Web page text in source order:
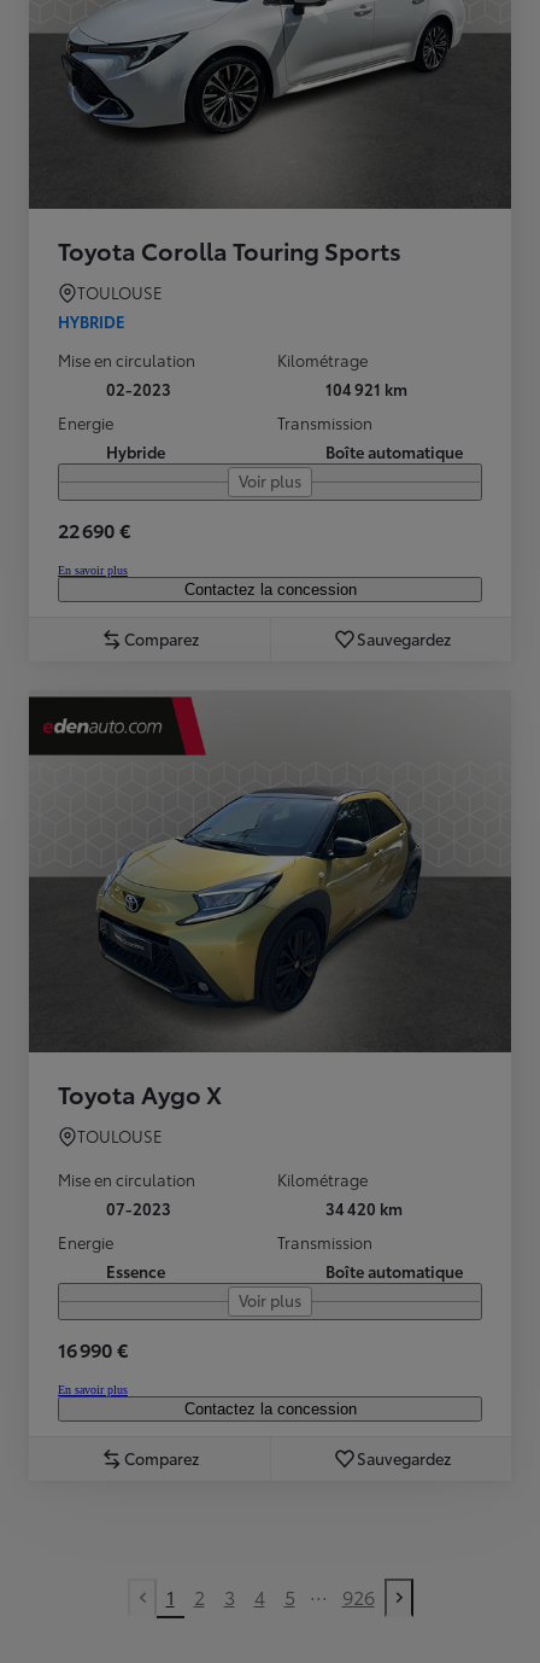
Toyota Corolla Touring Sports
TOULOUSE
HYBRIDE
Mise en circulation
02-2023
Kilométrage
104 921 km
Energie
Hybride
Transmission
Boîte automatique
Voir plus
22 690 €
En savoir plus
Contactez la concession
Comparez Sauvegardez
Toyota Aygo X
TOULOUSE
Mise en circulation
07-2023
Kilométrage
34 420 km
Energie
Essence
Transmission
Boîte automatique
Voir plus
16 990 €
En savoir plus
Contactez la concession
Comparez Sauvegardez
Previous page
1 2 3 4 5 ... 926
Next page